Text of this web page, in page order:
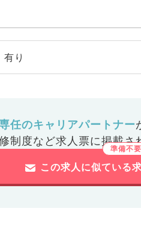
有り
任のキャリアパートナー
制度など求人票に掲載さ
この求人に似ている